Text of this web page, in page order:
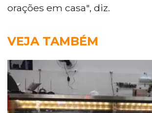
orações em casa", diz.
VEJA TAMBÉM